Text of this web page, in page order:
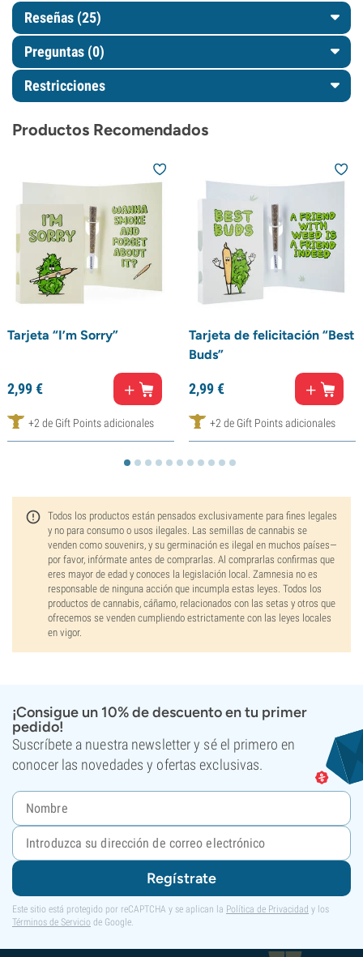
Reseñas (25)
Preguntas (0)
Restricciones
Productos Recomendados
Tarjeta “I’m Sorry”
2,99€
+2 de Gift Points adicionales
Tarjeta de felicitación “Best
Buds”
2,99€
+2 de Gift Points adicionales
Todos los productos están pensados exclusivamente para fines legales
y no para consumo o usos ilegales. Las semillas de cannabis se
venden como souvenirs, y su germinación es ilegal en muchos países—
por favor, infórmate antes de comprarlas. Al comprarlas confirmas que
eres mayor de edad y conoces la legislación local. Zamnesia no es
responsable de ninguna acción que incumpla estas leyes. Todos los
productos de cannabis, cáñamo, relacionados con las setas y otros que
ofrecemos se venden cumpliendo estrictamente con las leyes locales
en vigor.
¡Consigue un 10% de descuento en tu primer
pedido!
Suscríbete a nuestra newsletter y sé el primero en
conocer las novedades y ofertas exclusivas.
Regístrate
Este sitio está protegido por reCAPTCHA y se aplican la Política de Privacidad y los
Términos de Servicio de Google.